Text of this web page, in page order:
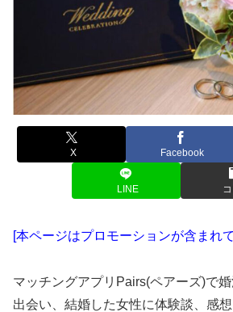
X Facebook
LINE
[本ページはプロモーションが含まれ
マッチングアプリPairs(ペアーズ)で
出会い、結婚した女性に体験談、感